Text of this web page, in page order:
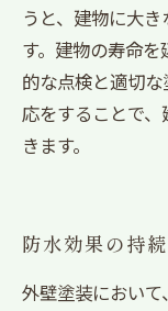
うと、建物に大
す。建物の寿命
的な点検と適切
応をすることで
きます。
防水効果の持
外壁塗装におい